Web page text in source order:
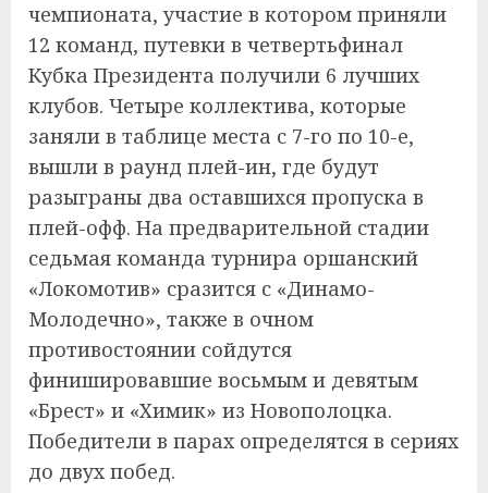
чемпионата, участие в котором приняли
12 команд, путевки в четвертьфинал
Кубка Президента получили 6 лучших
клубов. Четыре коллектива, которые
заняли в таблице места с 7-го по 10-е,
вышли в раунд плей-ин, где будут
разыграны два оставшихся пропуска в
плей-офф. На предварительной стадии
седьмая команда турнира оршанский
«Локомотив» сразится с «Динамо-
Молодечно», также в очном
противостоянии сойдутся
финишировавшие восьмым и девятым
«Брест» и «Химик» из Новополоцка.
Победители в парах определятся в сериях
до двух побед.